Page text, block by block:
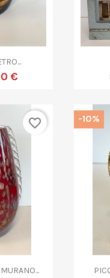
€
favorite_border -10%